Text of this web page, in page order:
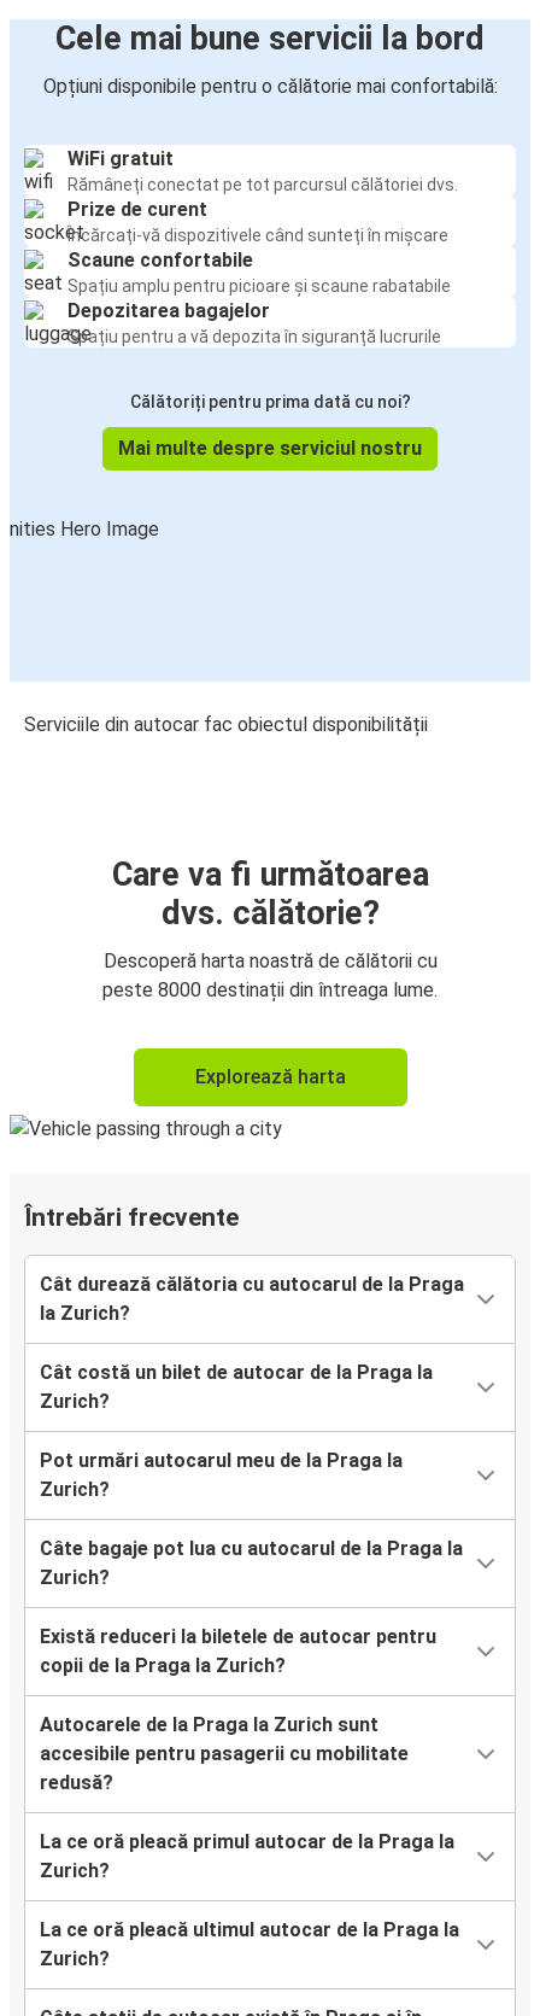
Cele mai bune servicii la bord
Opțiuni disponibile pentru o călătorie mai confortabilă:
WiFi gratuit
Rămâneți conectat pe tot parcursul călătoriei dvs.
Prize de curent
Încărcați-vă dispozitivele când sunteți în mișcare
Scaune confortabile
Spațiu amplu pentru picioare și scaune rabatabile
Depozitarea bagajelor
Spațiu pentru a vă depozita în siguranță lucrurile
Călătoriți pentru prima dată cu noi?
Mai multe despre serviciul nostru
Serviciile din autocar fac obiectul disponibilității
Care va fi următoarea
dvs. călătorie?
Descoperă harta noastră de călătorii cu
peste 8000 destinații din întreaga lume.
Explorează harta
Întrebări frecvente
Cât durează călătoria cu autocarul de la Praga
la Zurich?
Cât costă un bilet de autocar de la Praga la
Zurich?
Pot urmări autocarul meu de la Praga la
Zurich?
Câte bagaje pot lua cu autocarul de la Praga la
Zurich?
Există reduceri la biletele de autocar pentru
copii de la Praga la Zurich?
Autocarele de la Praga la Zurich sunt
accesibile pentru pasagerii cu mobilitate
redusă?
La ce oră pleacă primul autocar de la Praga la
Zurich?
La ce oră pleacă ultimul autocar de la Praga la
Zurich?